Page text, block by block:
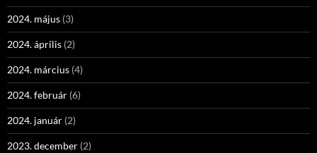
2024. május (3)
2024. április (2)
2024. március (4)
2024. február (6)
2024. január (2)
2023. december (2)